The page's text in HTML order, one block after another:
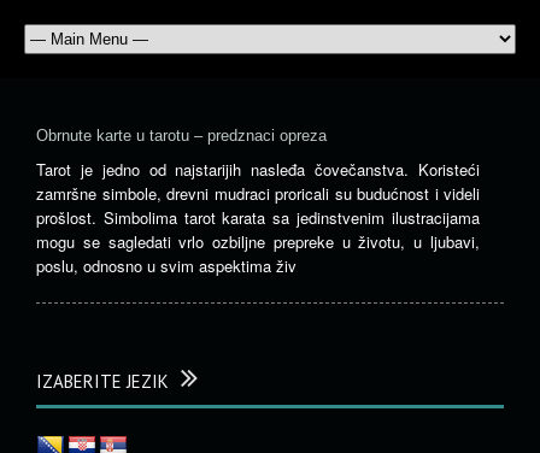
Obrnute karte u tarotu – predznaci opreza
Tarot je jedno od najstarijih nasleđa čovečanstva. Koristeći
zamršne simbole, drevni mudraci proricali su budućnost i videli
prošlost. Simbolima tarot karata sa jedinstvenim ilustracijama
mogu se sagledati vrlo ozbiljne prepreke u životu, u ljubavi,
poslu, odnosno u svim aspektima živ
IZABERITE JEZIK